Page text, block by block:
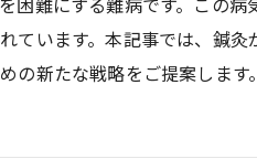
ています。本記事では、鍼
新たな戦略をご提案します。